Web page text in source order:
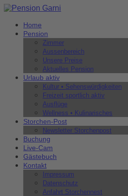
Home
Pension
Zimmer
Aussenbereich
Unsere Preise
Aktuelles Pension
Urlaub aktiv
Kultur • Sehenswürdigkeiten
Freizeit sportlich aktiv
Ausflüge
Wellness • Kulinarisches
Storchen-Post
Newsletter Storchenpost
Buchung
Live-Cam
Gästebuch
Kontakt
Impressum
Datenschutz
Anfahrt Storchennest